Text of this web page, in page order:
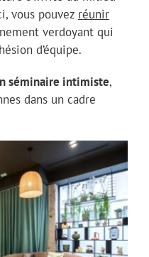
vous pouvez réunir
verdoyant qui
d’équipe.
séminaire intimiste,
dans un cadre